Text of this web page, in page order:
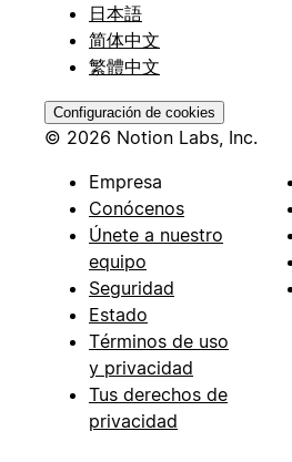
日本語
简体中文
繁體中文
Configuración de cookies
© 2026 Notion Labs, Inc.
Empresa
Conócenos
Únete a nuestro
equipo
Seguridad
Estado
Términos de uso
y privacidad
Tus derechos de
privacidad